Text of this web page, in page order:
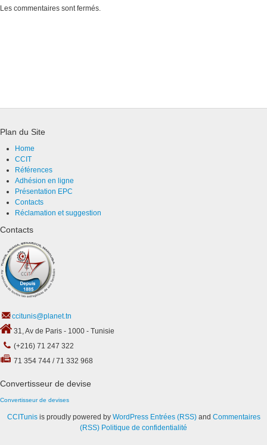
Les commentaires sont fermés.
Plan du Site
Home
CCIT
Références
Adhésion en ligne
Présentation EPC
Contacts
Réclamation et suggestion
Contacts
ccitunis@planet.tn
31, Av de Paris - 1000 - Tunisie
(+216) 71 247 322
71 354 744 / 71 332 968
Convertisseur de devise
Convertisseur de devises
CCITunisis proudly powered by WordPress Entrées (RSS)and Commentaires
(RSS) Politique de confidentialité